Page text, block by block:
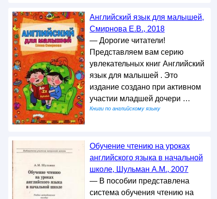
Английский язык для малышей,
Смирнова Е.В., 2018
— Дорогие читатели!
Представляем вам серию
увлекательных книг Английский
язык для малышей . Это
издание создано при активном
участии младшей дочери …
Книги по английскому языку
Обучение чтению на уроках
английского языка в начальной
школе, Шульман А.М., 2007
— В пособии представлена
система обучения чтению на